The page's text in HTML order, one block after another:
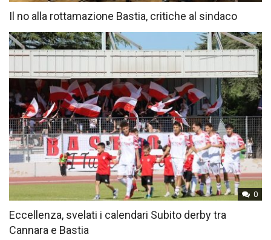
Il no alla rottamazione Bastia, critiche al sindaco
0
Eccellenza, svelati i calendari Subito derby tra
Cannara e Bastia